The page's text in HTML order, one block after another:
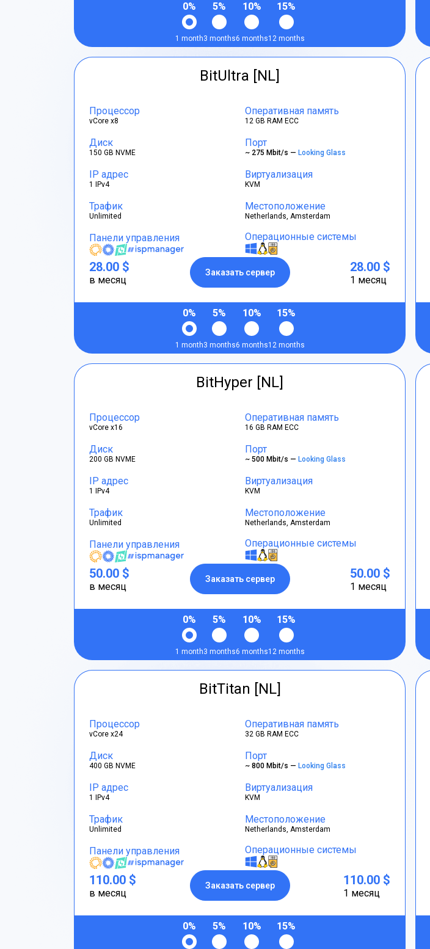
0%
1 month
5%
3 months
10%
6 months
15%
12 months
BitUltra [NL]
Процессор
vCore x8
Оперативная память
12 GB RAM ECC
Диск
150 GB NVME
Порт
~ 275 Mbit/s — Looking Glass
IP адрес
1 IPv4
Виртуализация
KVM
Трафик
Unlimited
Местоположение
Netherlands, Amsterdam
Панели управления Операционные системы
28.00 $
в месяц
Заказать сервер 28.00 $
1 месяц
0%
1 month
5%
3 months
10%
6 months
15%
12 months
BitHyper [NL]
Процессор
vCore x16
Оперативная память
16 GB RAM ECC
Диск
200 GB NVME
Порт
~ 500 Mbit/s — Looking Glass
IP адрес
1 IPv4
Виртуализация
KVM
Трафик
Unlimited
Местоположение
Netherlands, Amsterdam
Панели управления Операционные системы
50.00 $
в месяц
Заказать сервер 50.00 $
1 месяц
0%
1 month
5%
3 months
10%
6 months
15%
12 months
BitTitan [NL]
Процессор
vCore x24
Оперативная память
32 GB RAM ECC
Диск
400 GB NVME
Порт
~ 800 Mbit/s — Looking Glass
IP адрес
1 IPv4
Виртуализация
KVM
Трафик
Unlimited
Местоположение
Netherlands, Amsterdam
Панели управления Операционные системы
110.00 $
в месяц
Заказать сервер 110.00 $
1 месяц
0% 5% 10% 15%